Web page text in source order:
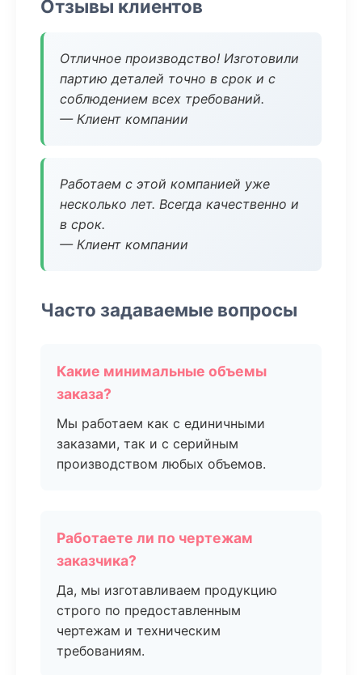
Отзывы клиентов
Отличное производство! Изготовили
партию деталей точно в срок и с
соблюдением всех требований.
— Клиент компании
Работаем с этой компанией уже
несколько лет. Всегда качественно и
в срок.
— Клиент компании
Часто задаваемые вопросы
Какие минимальные объемы
заказа?
Мы работаем как с единичными
заказами, так и с серийным
производством любых объемов.
Работаете ли по чертежам
заказчика?
Да, мы изготавливаем продукцию
строго по предоставленным
чертежам и техническим
требованиям.